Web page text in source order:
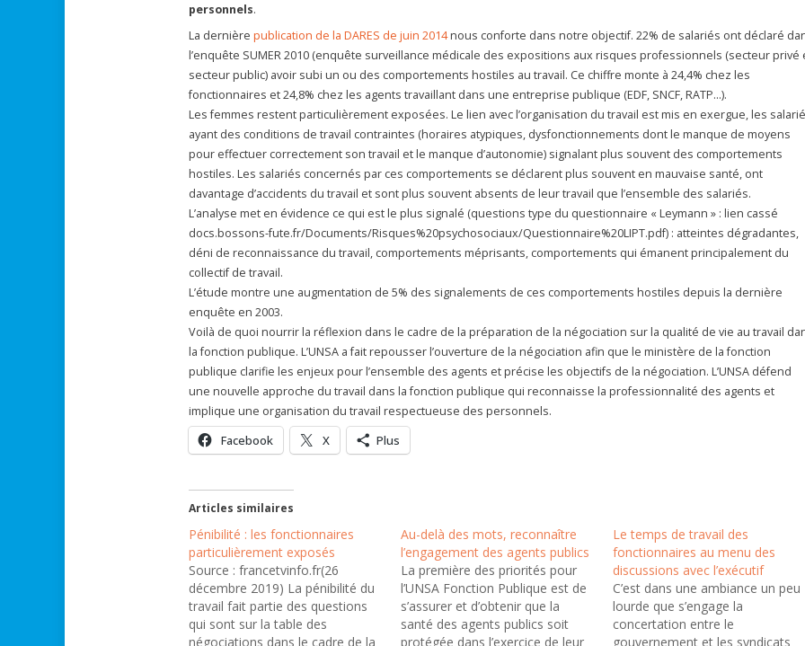
personnels.
La dernière publication de la DARES de juin 2014nous conforte dans notre objectif. 22% de salariés ont déclaré
l’enquête SUMER 2010 (enquête surveillance médicale des expositions aux risques professionnels (secteur privé
secteur public) avoir subi un ou des comportements hostiles au travail. Ce chiffre monte à 24,4% chez les
fonctionnaires et 24,8% chez les agents travaillant dans une entreprise publique (EDF, SNCF, RATP…).
Les femmes restent particulièrement exposées. Le lien avec l’organisation du travail est mis en exergue, les
ayant des conditions de travail contraintes (horaires atypiques, dysfonctionnements dont le manque de moyens
pour effectuer correctement son travail et le manque d’autonomie) signalant plus souvent des comportements
hostiles. Les salariés concernés par ces comportements se déclarent plus souvent en mauvaise santé, ont
davantage d’accidents du travail et sont plus souvent absents de leur travail que l’ensemble des salariés.
L’analyse met en évidence ce qui est le plus signalé (questions type du questionnaire « Leymann » : lien cassé
docs.bossons-fute.fr/Documents/Risques%20psychosociaux/Questionnaire%20LIPT.pdf) : atteintes dégradantes,
déni de reconnaissance du travail, comportements méprisants, comportements qui émanent principalement du
collectif de travail.
L’étude montre une augmentation de 5% des signalements de ces comportements hostiles depuis la dernière
enquête en 2003.
Voilà de quoi nourrir la réflexion dans le cadre de la préparation de la négociation sur la qualité de vie au travail
la fonction publique. L’UNSA a fait repousser l’ouverture de la négociation afin que le ministère de la fonction
publique clarifie les enjeux pour l’ensemble des agents et précise les objectifs de la négociation. L’UNSA défend
une nouvelle approche du travail dans la fonction publique qui reconnaisse la professionnalité des agents et
implique une organisation du travail respectueuse des personnels.
Facebook X Plus
Articles similaires
Pénibilité : les fonctionnaires
particulièrement exposés
Source : francetvinfo.fr(26
décembre 2019) La pénibilité du
travail fait partie des questions
qui sont sur la table des
négociations dans le cadre de la
Au-delà des mots, reconnaître
l’engagement des agents publics
La première des priorités pour
l’UNSA Fonction Publique est de
s’assurer et d’obtenir que la
santé des agents publics soit
protégée dans l’exercice de leur
Le temps de travail des
fonctionnaires au menu des
discussions avec l’exécutif
C’est dans une ambiance un peu
lourde que s’engage la
concertation entre le
gouvernement et les syndicats